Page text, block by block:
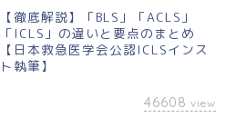
【徹底解説】「BLS」「ACLS」
「ICLS」の違いと要点のまとめ
【日本救急医学会公認ICLSインス
ト執筆】
46608 view